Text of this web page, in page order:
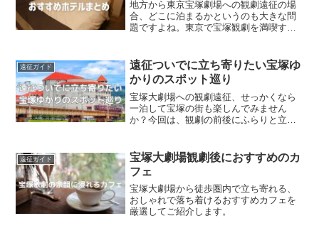
地方から東京宝塚劇場への観劇遠征の場
合、どこに泊まるかというのも大きな問
題ですよね。東京で宝塚観劇を満喫する
るホテルに泊まれたら最高です。ファン
ならではの充実した宿泊体...
遠征ガイド
遠征ついでに立ち寄りたい宝塚ゆ
かりのスポット巡り
宝塚大劇場への観劇遠征、せっかくなら
一泊して宝塚の街も楽しんでみません
か？今回は、観劇の前後にふらりと立ち
ァン心をくすぐる街歩きで、遠征の思い
出がもっと深まりますよ。宝...
遠征ガイド
宝塚大劇場観劇後におすすめのカ
フェ
宝塚大劇場から徒歩圏内で立ち寄れる、
おしゃれで落ち着けるおすすめカフェを
厳選してご紹介します。